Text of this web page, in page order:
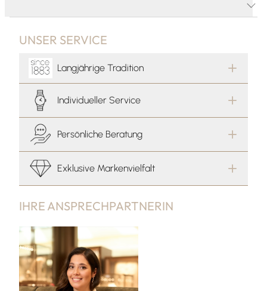
IHRE ANSPRECHPARTNERIN
UNSER SERVICE
Langjährige Tradition
Individueller Service
Persönliche Beratung
Exklusive Markenvielfalt